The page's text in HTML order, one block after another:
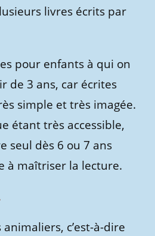
livres écrits par
pour enfants à qui on
de 3 ans, car écrites
simple et très imagée.
étant très accessible,
seul dès 6 ou 7 ans
à maîtriser la lecture.
c’est-à-dire